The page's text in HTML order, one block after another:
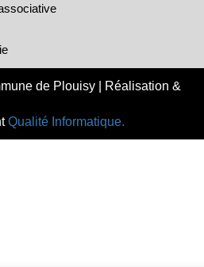
de Plouisy | Réalisation &
Qualité Informatique.